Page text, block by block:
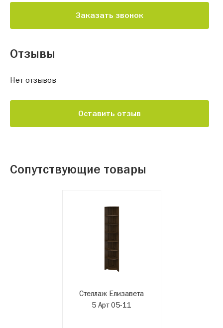
Заказать звонок
Отзывы
Нет отзывов
Оставить отзыв
Сопутствующие товары
Стеллаж Елизавета
5 Арт 05-11